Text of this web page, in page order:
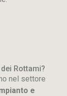
Rottami?
nel settore
e